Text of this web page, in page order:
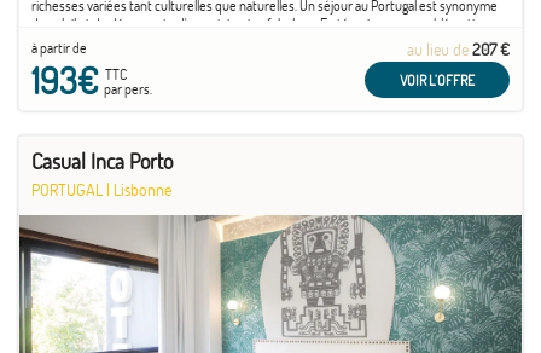
richesses variées tant culturelles que naturelles. Un séjour au Portugal est synonyme
de soleil et de découverte d'un patrimoine fabuleux. En témoigne son emblématique
capitale ...
à partir de
193€TTC
par pers.
au lieu de207 €
VOIR L'OFFRE
Casual Inca Porto
PORTUGAL | Lisbonne